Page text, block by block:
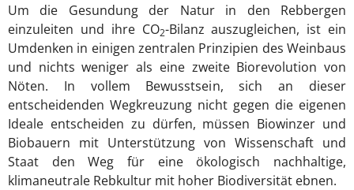
Um die Gesundung der Natur in den Rebbergen
einzuleiten und ihre CO2-Bilanz auszugleichen, ist ein
Umdenken in einigen zentralen Prinzipien des Weinbaus
und nichts weniger als eine zweite Biorevolution von
Nöten. In vollem Bewusstsein, sich an dieser
entscheidenden Wegkreuzung nicht gegen die eigenen
Ideale entscheiden zu dürfen, müssen Biowinzer und
Biobauern mit Unterstützung von Wissenschaft und
Staat den Weg für eine ökologisch nachhaltige,
klimaneutrale Rebkultur mit hoher Biodiversität ebnen.